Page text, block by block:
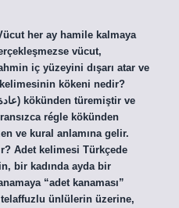
her ay hamile kalmaya
vücut,
iç yüzeyini dışarı atar ve
kökeni nedir?
régle kökünden
ve kural anlamına gelir.
Adet kelimesi Türkçede
bir kadında ayda bir
“adet kanaması”
ünlülerin üzerine,